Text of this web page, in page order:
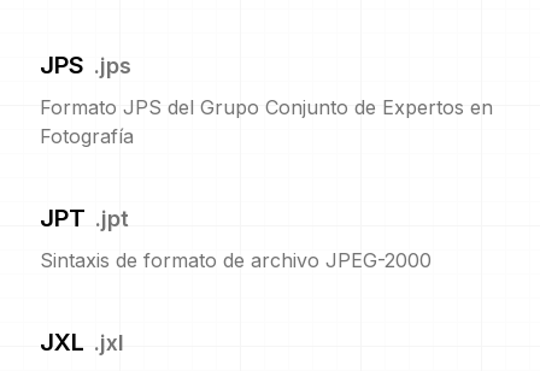
JPS .jps
Formato JPS del Grupo Conjunto de Expertos en
Fotografía
JPT .jpt
Sintaxis de formato de archivo JPEG-2000
JXL .jxl